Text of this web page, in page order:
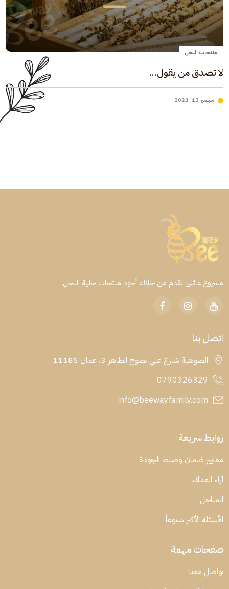
منتجات النحل
لا تصدق من يقول...
سبتمبر 18, 2023
مشروع عائلي نقدم من خلاله أجود منتجات خلية النحل.
اتصل بنا
الصويفية شارع علي نصوح الطاهر 3، عمان 11185
0790326329
info@beewayfamily.com
روابط سريعة
معايير ضمان وضبط الجودة
آراء العملاء
المناحل
الأسئلة الأكثر شيوعاً
صفحات مهمة
تواصل معنا